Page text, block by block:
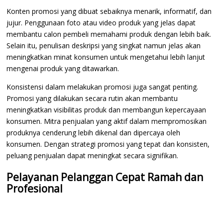
Konten promosi yang dibuat sebaiknya menarik, informatif, dan
jujur. Penggunaan foto atau video produk yang jelas dapat
membantu calon pembeli memahami produk dengan lebih baik.
Selain itu, penulisan deskripsi yang singkat namun jelas akan
meningkatkan minat konsumen untuk mengetahui lebih lanjut
mengenai produk yang ditawarkan.
Konsistensi dalam melakukan promosi juga sangat penting.
Promosi yang dilakukan secara rutin akan membantu
meningkatkan visibilitas produk dan membangun kepercayaan
konsumen. Mitra penjualan yang aktif dalam mempromosikan
produknya cenderung lebih dikenal dan dipercaya oleh
konsumen. Dengan strategi promosi yang tepat dan konsisten,
peluang penjualan dapat meningkat secara signifikan.
Pelayanan Pelanggan Cepat Ramah dan
Profesional